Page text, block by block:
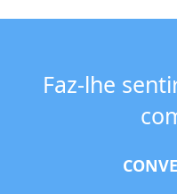
Faz-lhe